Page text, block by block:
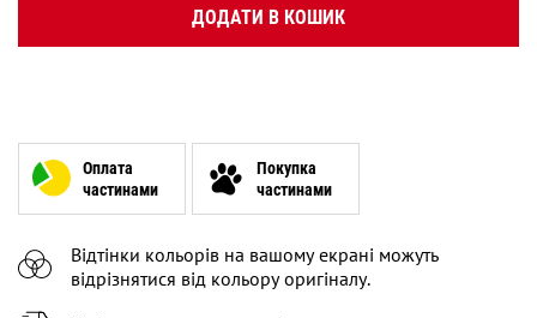
ДОДАТИ В КОШИК
Оплата
частинами
Покупка
частинами
Відтінки кольорів на вашому екрані можуть
відрізнятися від кольору оригіналу.